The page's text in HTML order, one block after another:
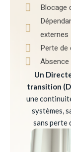
Blocage
externes
Perte
Un
transition
une
systèmes,
sans perte